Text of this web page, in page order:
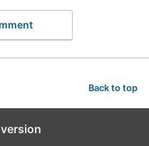
Back to top